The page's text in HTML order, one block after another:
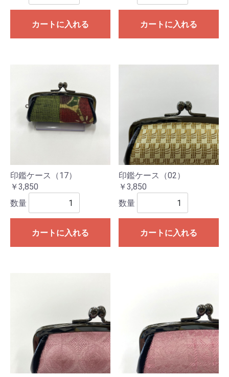
カートに入れる カートに入れる
印鑑ケース（17）
￥3,850
数量
カートに入れる
印鑑ケース（02）
￥3,850
数量
カートに入れる